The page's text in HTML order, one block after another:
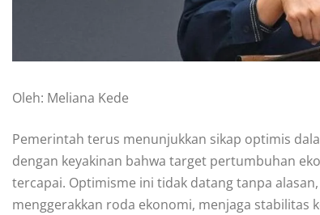
Oleh: Meliana Kede
Pemerintah terus menunjukkan sikap optimis
dengan keyakinan bahwa target pertumbuhan
tercapai. Optimisme ini tidak datang tanpa
menggerakkan roda ekonomi, menjaga stabilitas